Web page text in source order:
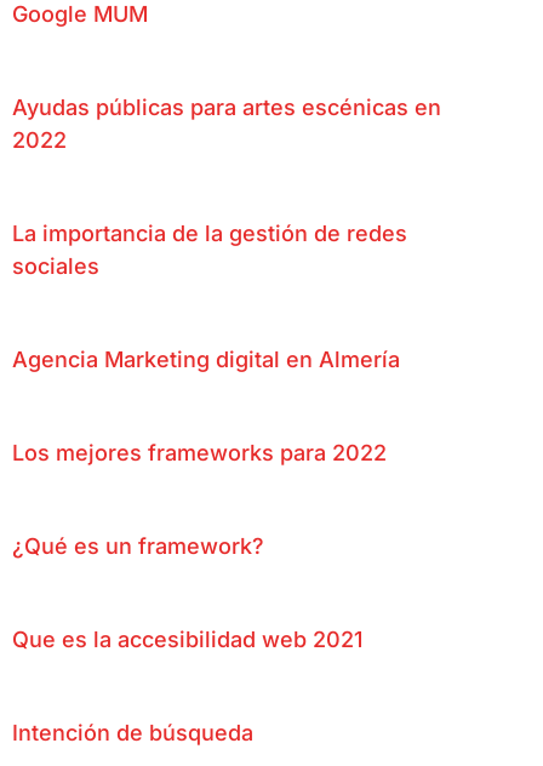
Google MUM
Ayudas públicas para artes escénicas en
2022
La importancia de la gestión de redes
sociales
Agencia Marketing digital en Almería
Los mejores frameworks para 2022
¿Qué es un framework?
Que es la accesibilidad web 2021
Intención de búsqueda